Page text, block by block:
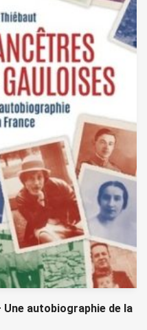
autobiographie de la